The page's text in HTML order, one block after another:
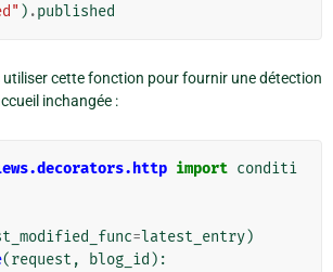
) .published
utiliser cette fonction pour fournir une détection
inchangée :
import conditi
=latest_entry)
(request , blog_id ):